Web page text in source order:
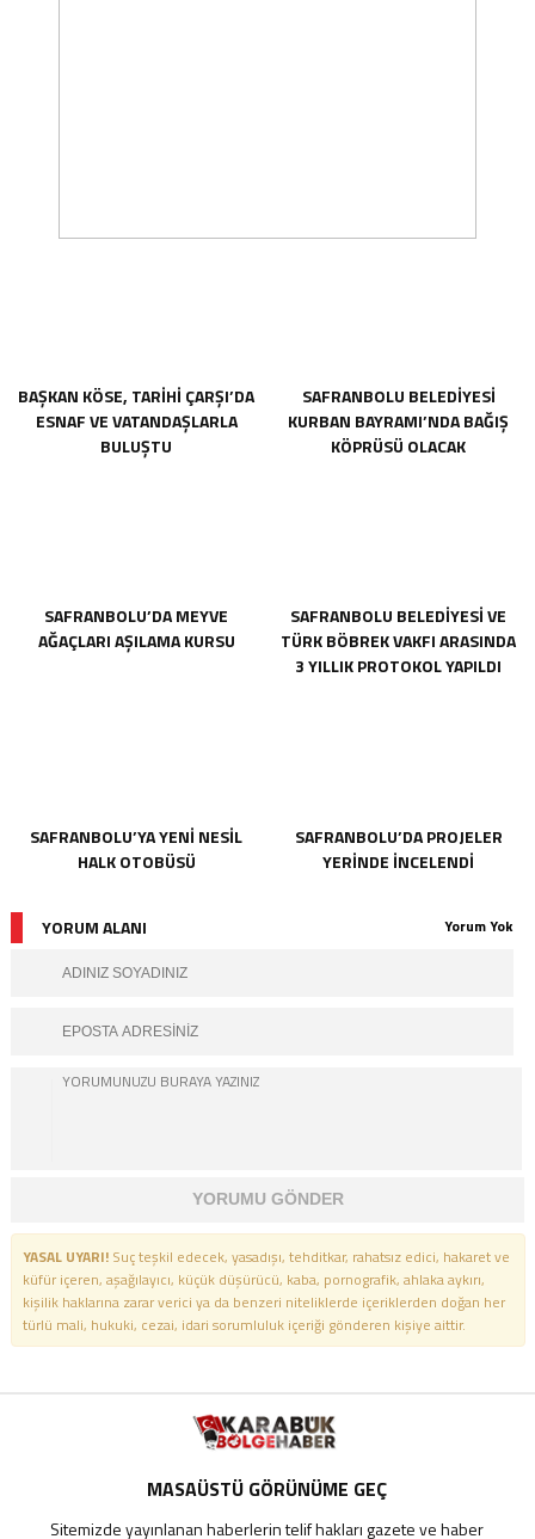
BAŞKAN KÖSE, TARİHİ ÇARŞI’DA
ESNAF VE VATANDAŞLARLA
BULUŞTU
SAFRANBOLU BELEDİYESİ
KURBAN BAYRAMI’NDA BAĞIŞ
KÖPRÜSÜ OLACAK
SAFRANBOLU’DA MEYVE
AĞAÇLARI AŞILAMA KURSU
SAFRANBOLU BELEDİYESİ VE
TÜRK BÖBREK VAKFI ARASINDA
3 YILLIK PROTOKOL YAPILDI
SAFRANBOLU’YA YENİ NESİL
HALK OTOBÜSÜ
SAFRANBOLU’DA PROJELER
YERİNDE İNCELENDİ
YORUM ALANI Yorum Yok
YORUMU GÖNDER
YASAL UYARI!Suç teşkil edecek, yasadışı, tehditkar, rahatsız edici, hakaret ve
küfür içeren, aşağılayıcı, küçük düşürücü, kaba, pornografik, ahlaka aykırı,
kişilik haklarına zarar verici ya da benzeri niteliklerde içeriklerden doğan her
türlü mali, hukuki, cezai, idari sorumluluk içeriği gönderen kişiye aittir.
MASAÜSTÜ GÖRÜNÜME GEÇ
Sitemizde yayınlanan haberlerin telif hakları gazete ve haber